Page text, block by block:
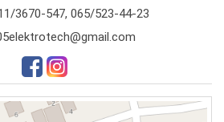
3670-547, 065/523-44-23